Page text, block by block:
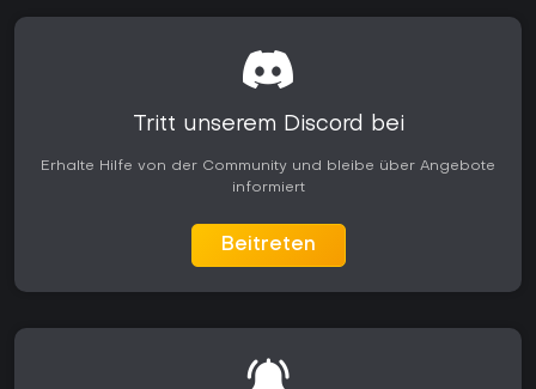
Tritt unserem Discord bei
Erhalte Hilfe von der Community und bleibe über Angebote
informiert
Beitreten